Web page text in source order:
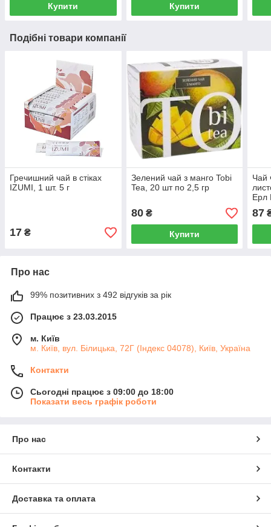
Купити Купити
Подібні товари компанії
Гречишний чай в стіках
IZUMI, 1 шт. 5 г
17 ₴
Зелений чай з манго Tobi
Tea, 20 шт по 2,5 гр
80₴
Купити
Чай
Ерл
87
Про нас
99% позитивних з 492 відгуків за рік
Працює з 23.03.2015
м. Київ
м. Київ, вул. Білицька, 72Г (Індекс 04078), Київ, Україна
Контакти
Сьогодні працює з 09:00 до 18:00
Показати весь графік роботи
Про нас
Контакти
Доставка та оплата